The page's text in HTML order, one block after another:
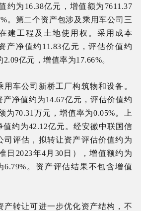
约为16.38亿元，增值额为7611.37
。第二个资产包涉及乘用车公司三
建工程及土地使用权。采用成本
产净值约11.83亿元，评估价值约
亿元，增值率为17.66%。
车公司新桥工厂构筑物和设备。
净值约为14.67亿元，评估价值约
为70.31万元，增值率为0.05%。上
约为42.12亿元。经安徽中联国信
司评估，拟转让资产评估价值约为
日2023年4月30日），增值额约为
6.79%。资产评估结果不包含增值
产转让可进一步优化资产结构，不